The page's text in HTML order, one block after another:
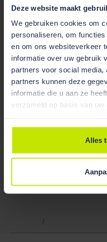
Deze website maakt
We gebruiken cookies om
personaliseren, om
en om ons websiteverkeer
informatie over uw gebruik
partners voor social
partners kunnen deze
informatie die u aan ze
verzameld op basis van
Alles
Publicaties
/